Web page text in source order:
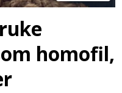
homofil,